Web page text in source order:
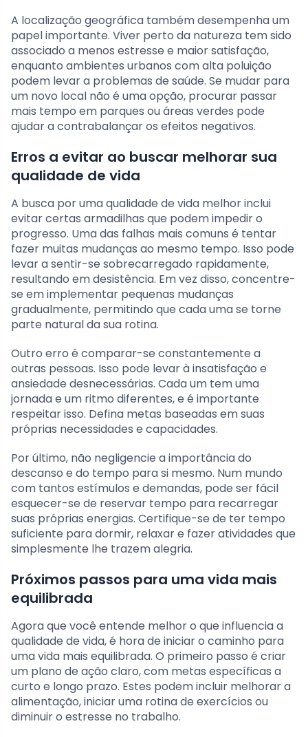
A localização geográfica também desempenha um
papel importante. Viver perto da natureza tem sido
associado a menos estresse e maior satisfação,
enquanto ambientes urbanos com alta poluição
podem levar a problemas de saúde. Se mudar para
um novo local não é uma opção, procurar passar
mais tempo em parques ou áreas verdes pode
ajudar a contrabalançar os efeitos negativos.
Erros a evitar ao buscar melhorar sua
qualidade de vida
A busca por uma qualidade de vida melhor inclui
evitar certas armadilhas que podem impedir o
progresso. Uma das falhas mais comuns é tentar
fazer muitas mudanças ao mesmo tempo. Isso pode
levar a sentir-se sobrecarregado rapidamente,
resultando em desistência. Em vez disso, concentre-
se em implementar pequenas mudanças
gradualmente, permitindo que cada uma se torne
parte natural da sua rotina.
Outro erro é comparar-se constantemente a
outras pessoas. Isso pode levar à insatisfação e
ansiedade desnecessárias. Cada um tem uma
jornada e um ritmo diferentes, e é importante
respeitar isso. Defina metas baseadas em suas
próprias necessidades e capacidades.
Por último, não negligencie a importância do
descanso e do tempo para si mesmo. Num mundo
com tantos estímulos e demandas, pode ser fácil
esquecer-se de reservar tempo para recarregar
suas próprias energias. Certifique-se de ter tempo
suficiente para dormir, relaxar e fazer atividades que
simplesmente lhe trazem alegria.
Próximos passos para uma vida mais
equilibrada
Agora que você entende melhor o que influencia a
qualidade de vida, é hora de iniciar o caminho para
uma vida mais equilibrada. O primeiro passo é criar
um plano de ação claro, com metas específicas a
curto e longo prazo. Estes podem incluir melhorar a
alimentação, iniciar uma rotina de exercícios ou
diminuir o estresse no trabalho.